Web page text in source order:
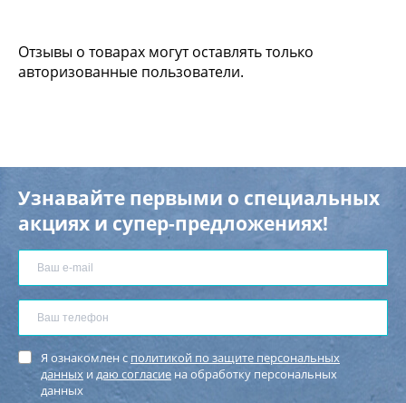
Отзывы о товарах могут оставлять только
авторизованные пользователи.
Узнавайте первыми о специальных
акциях и супер-предложениях!
Я ознакомлен с политикой по защите персональных
данных идаю согласие на обработку персональных
данных